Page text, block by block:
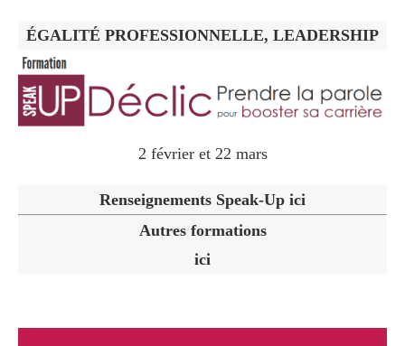
ÉGALITÉ PROFESSIONNELLE, LEADERSHIP
2 février et 22 mars
Renseignements Speak-Up ici
Autres formations
ici